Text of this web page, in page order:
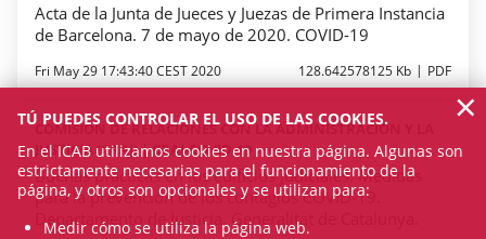
Acta de la Junta de Jueces y Juezas de Primera Instancia
de Barcelona. 7 de mayo de 2020. COVID-19
Fri May 29 17:43:40 CEST 2020 128.642578125 Kb PDF
COMISIÓN DE RELACIONES CON LA ADMINISTRACIÓN Y LA
JUSTICIA (CRAJ) | CRAJ-COVID-19
Buenas prácticas en los edificios judiciales. Medidas
para la prevención de los contagios COVID-19.
Departamento de Justicia. Generalitat de Catalunya.
TÚ PUEDES CONTROLAR EL USO DE LAS COOKIES.
En el ICAB utilizamos cookies en nuestra página. Algunas son
estrictamente necesarias para el funcionamiento de la
página, y otros son opcionales y se utilizan para:
Medir cómo se utiliza la página web.
×